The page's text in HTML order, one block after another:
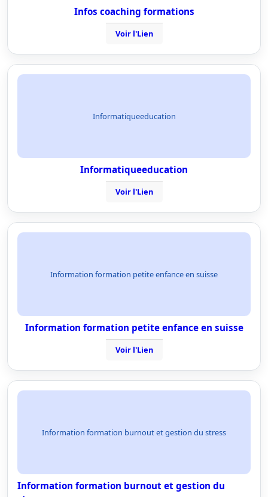
Infos coaching formations
Voir l'Lien
Informatiqueeducation
Informatiqueeducation
Voir l'Lien
Information formation petite enfance en suisse
Information formation petite enfance en suisse
Voir l'Lien
Information formation burnout et gestion du stress
Information formation burnout et gestion du